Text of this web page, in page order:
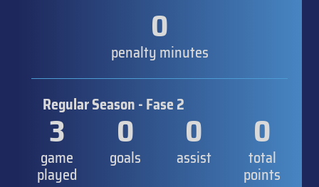
0
penalty minutes
Regular Season - Fase 2
3
game
played
0
goals
0
assist
0
total
points